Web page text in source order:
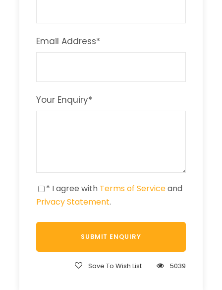
Email Address*
Your Enquiry*
* I agree with Terms of Serviceand
Privacy Statement.
Save To Wish List 5039